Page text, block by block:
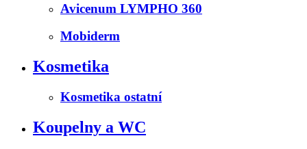
Avicenum LYMPHO 360
Mobiderm
Kosmetika
Kosmetika ostatní
Koupelny a WC